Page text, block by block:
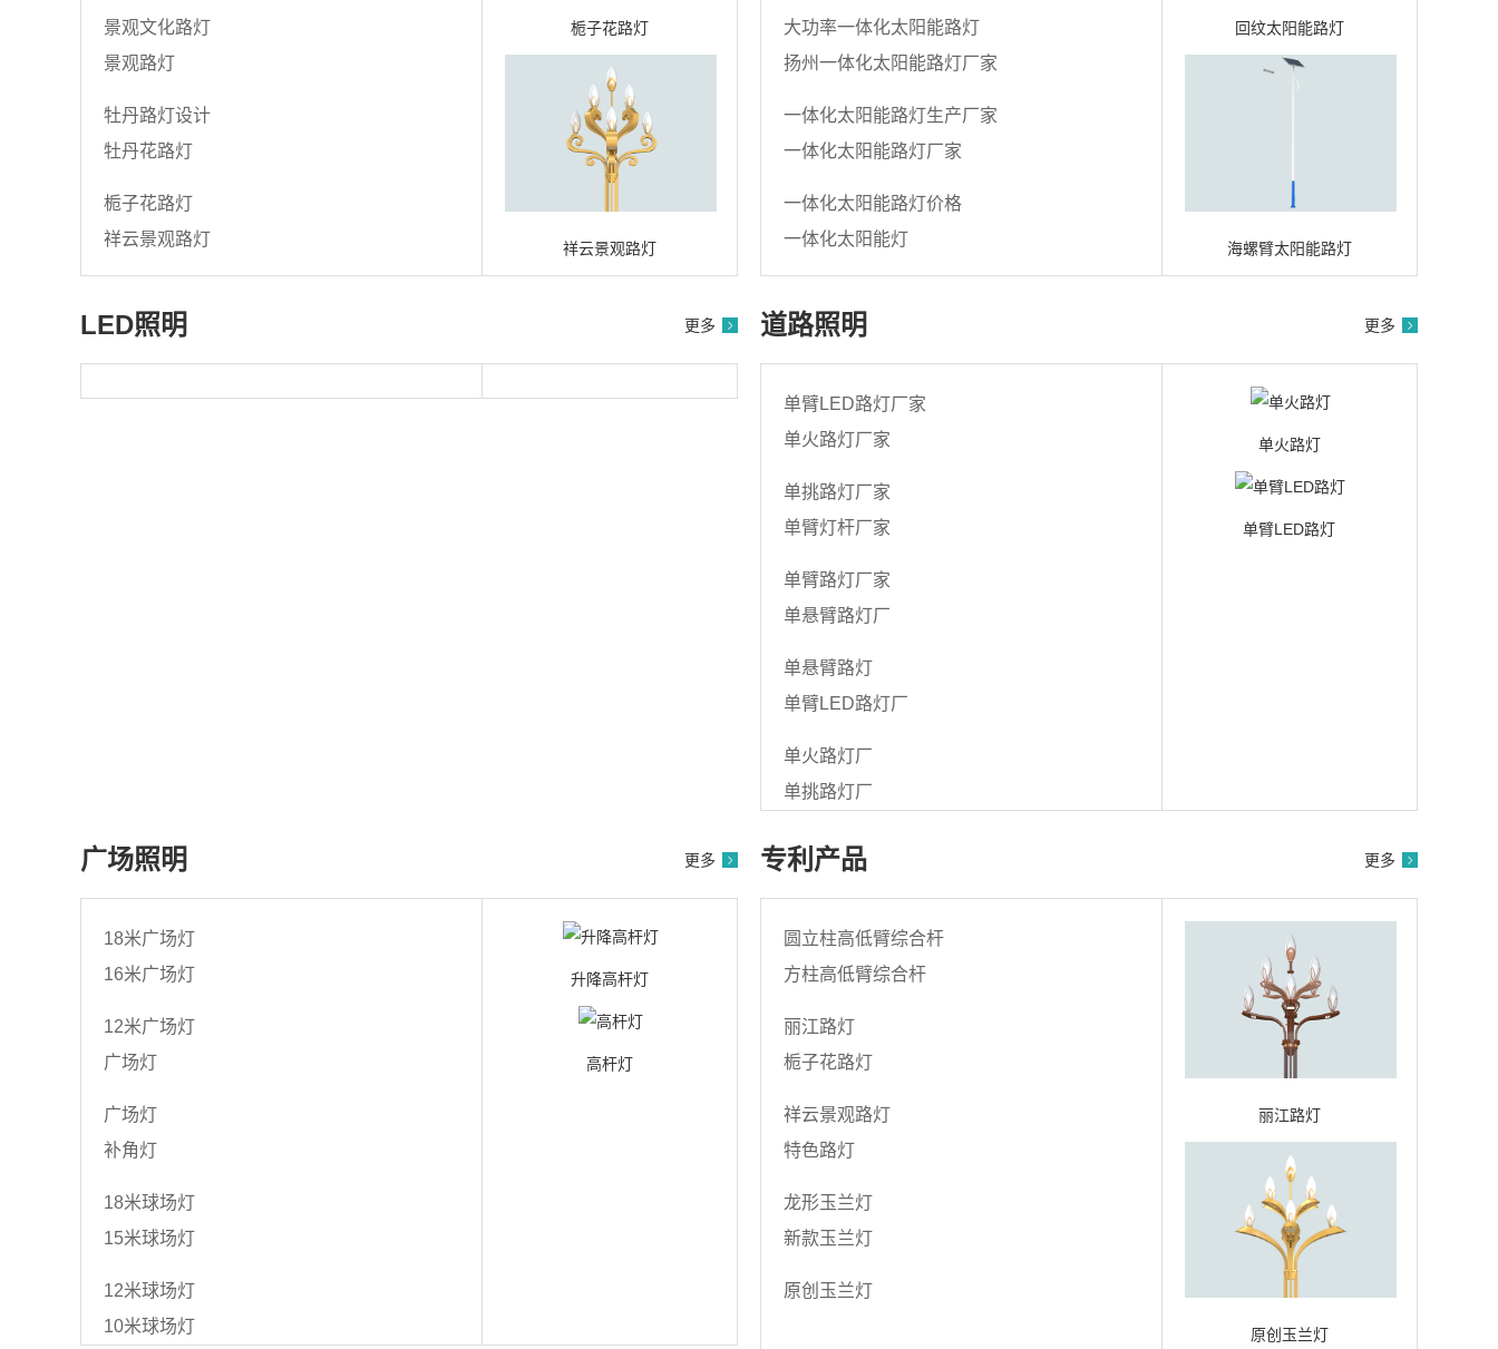
景观文化路灯
景观路灯
牡丹路灯设计
牡丹花路灯
栀子花路灯
祥云景观路灯
栀子花路灯
祥云景观路灯
大功率一体化太阳能路灯
扬州一体化太阳能路灯厂家
一体化太阳能路灯生产厂家
一体化太阳能路灯厂家
一体化太阳能路灯价格
一体化太阳能灯
回纹太阳能路灯
海螺臂太阳能路灯
LED照明 更多 道路照明 更多
单臂LED路灯厂家
单火路灯厂家
单挑路灯厂家
单臂灯杆厂家
单臂路灯厂家
单悬臂路灯厂
单悬臂路灯
单臂LED路灯厂
单火路灯厂
单挑路灯厂
单火路灯
单臂LED路灯
广场照明 更多
18米广场灯
16米广场灯
12米广场灯
广场灯
广场灯
补角灯
18米球场灯
15米球场灯
12米球场灯
10米球场灯
升降高杆灯
高杆灯
专利产品 更多
圆立柱高低臂综合杆
方柱高低臂综合杆
丽江路灯
栀子花路灯
祥云景观路灯
特色路灯
龙形玉兰灯
新款玉兰灯
原创玉兰灯
丽江路灯
原创玉兰灯